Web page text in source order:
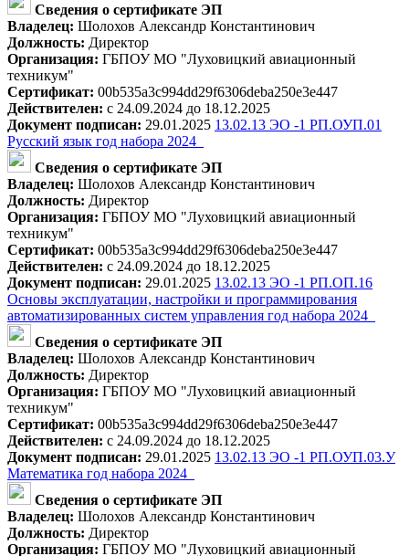
Сведения о сертификате ЭП
Владелец: Шолохов Александр Константинович
Должность: Директор
Организация: ГБПОУ МО "Луховицкий авиационный
техникум"
Сертификат: 00b535a3c994dd29f6306deba250e3e447
Действителен: с 24.09.2024 до 18.12.2025
Документ подписан: 29.01.2025 13.02.13 ЭО -1 РП.ОУП.01
Русский язык год набора 2024_
Сведения о сертификате ЭП
Владелец: Шолохов Александр Константинович
Должность: Директор
Организация: ГБПОУ МО "Луховицкий авиационный
техникум"
Сертификат: 00b535a3c994dd29f6306deba250e3e447
Действителен: с 24.09.2024 до 18.12.2025
Документ подписан: 29.01.2025 13.02.13 ЭО -1 РП.ОП.16
Основы эксплуатации, настройки и программирования
автоматизированных систем управления год набора 2024_
Сведения о сертификате ЭП
Владелец: Шолохов Александр Константинович
Должность: Директор
Организация: ГБПОУ МО "Луховицкий авиационный
техникум"
Сертификат: 00b535a3c994dd29f6306deba250e3e447
Действителен: с 24.09.2024 до 18.12.2025
Документ подписан: 29.01.2025 13.02.13 ЭО -1 РП.ОУП.03.У
Математика год набора 2024_
Сведения о сертификате ЭП
Владелец: Шолохов Александр Константинович
Должность: Директор
Организация: ГБПОУ МО "Луховицкий авиационный